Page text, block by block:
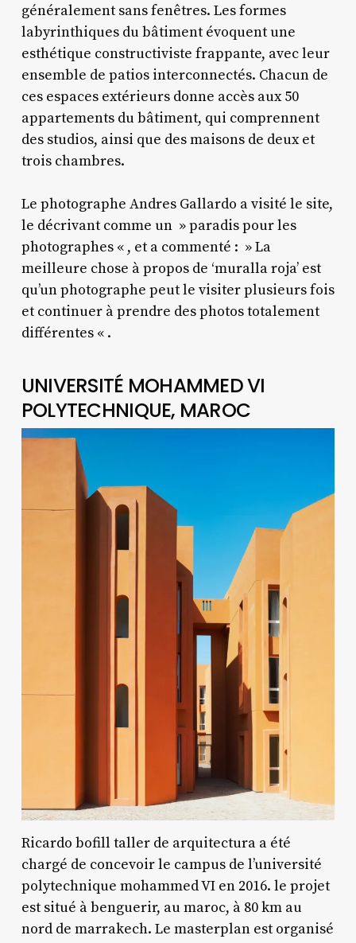
généralement sans fenêtres. Les formes
labyrinthiques du bâtiment évoquent une
esthétique constructiviste frappante, avec leur
ensemble de patios interconnectés. Chacun de
ces espaces extérieurs donne accès aux 50
appartements du bâtiment, qui comprennent
des studios, ainsi que des maisons de deux et
trois chambres.
Le photographe Andres Gallardo a visité le site,
le décrivant comme un » paradis pour les
photographes « , et a commenté : » La
meilleure chose à propos de ‘muralla roja’ est
qu’un photographe peut le visiter plusieurs fois
et continuer à prendre des photos totalement
différentes « .
UNIVERSITÉ MOHAMMED VI
POLYTECHNIQUE, MAROC
Ricardo bofill taller de arquitectura a été
chargé de concevoir le campus de l’université
polytechnique mohammed VI en 2016. le projet
est situé à benguerir, au maroc, à 80 km au
nord de marrakech. Le masterplan est organisé